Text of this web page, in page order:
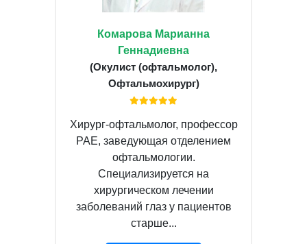
Комарова Марианна
Геннадиевна
(Окулист (офтальмолог),
Офтальмохирург)
Хирург-офтальмолог, профессор
РАЕ, заведующая отделением
офтальмологии.
Специализируется на
хирургическом лечении
заболеваний глаз у пациентов
старше...